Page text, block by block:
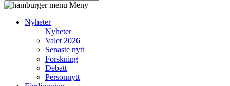
Meny
Nyheter
Nyheter
Valet 2026
Senaste nytt
Forskning
Debatt
Personnytt